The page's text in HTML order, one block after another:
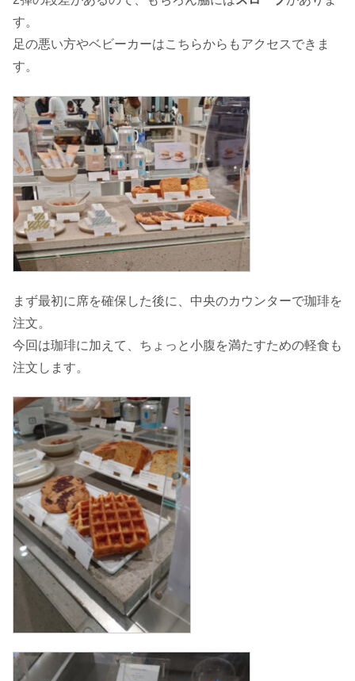
す。
足の悪い方やベビーカーはこちらからもアクセスできま
す。
まず最初に席を確保した後に、中央のカウンターで珈琲を
注文。
今回は珈琲に加えて、ちょっと小腹を満たすための軽食も
注文します。